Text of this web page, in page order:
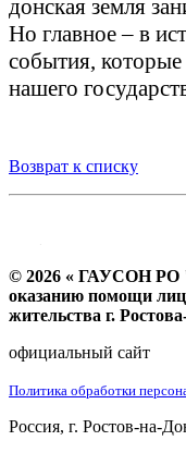
донская земля
Но главное – в
события,
нашего
Возврат к списку
© 2026 « ГАУСОН РО
оказанию помощи
жительства г.
официальный сайт
Политика обработки
Россия, г. Ростов-на-